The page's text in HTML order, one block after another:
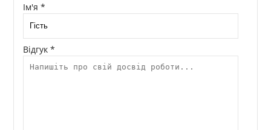
Ім'я *
Відгук *